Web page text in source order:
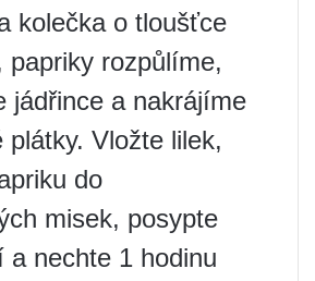
kolečka o tloušťce
papriky rozpůlíme,
jádřince a nakrájíme
plátky. Vložte lilek,
do
misek, posypte
a nechte 1 hodinu